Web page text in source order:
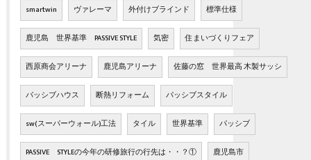
smartwin ヴァレーマ 外付けブラインド 標準仕様
鹿児島 世界基準 PASSIVE STYLE 気密 住まいづくりフェア
西原商会アリーナ 鹿児島アリーナ 佐藤の窓 世界最高 木製サッシ
パッシブハウス 断熱リフォーム パッシブスタイル
sw(スーパーウォール)工法 タイル 世界基準 パッシブ
PASSIVE STYLEの今年の研修旅行の行先は・・？① 鹿児島市